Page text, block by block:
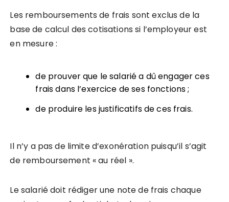
Les remboursements de frais sont exclus de la
base de calcul des cotisations si l’employeur est
en mesure :
de prouver que le salarié a dû engager ces
frais dans l’exercice de ses fonctions ;
de produire les justificatifs de ces frais.
Il n’y a pas de limite d’exonération puisqu’il s’agit
de remboursement « au réel ».
Le salarié doit rédiger une note de frais chaque